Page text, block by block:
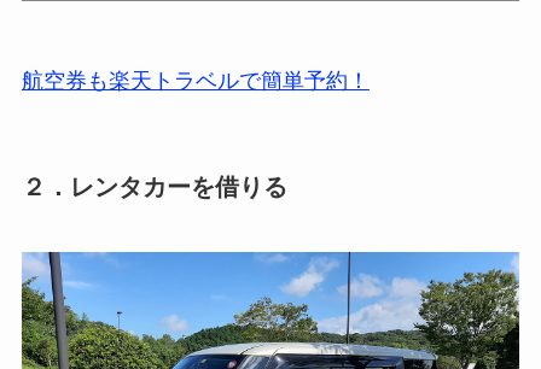
航空券も楽天トラベルで簡単予約！
２．レンタカーを借りる